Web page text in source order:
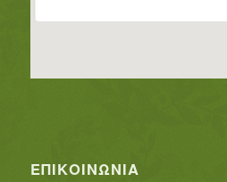
ΕΠΙΚΟΙΝΩΝΊΑ